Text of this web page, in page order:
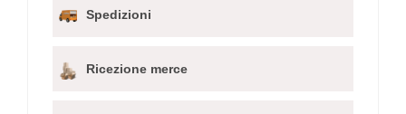
Spedizioni
Ricezione merce